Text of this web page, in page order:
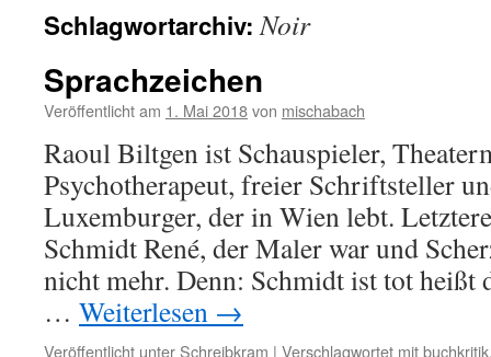
Schlagwortarchiv:Noir
Sprachzeichen
Veröffentlicht am 1. Mai 2018von mischabach
Raoul Biltgen ist Schauspieler,
Psychotherapeut, freier Schriftsteller
Luxemburger, der in Wien lebt.
Schmidt René, der Maler war und
nicht mehr. Denn: Schmidt ist tot heißt
… Weiterlesen →
Veröffentlicht unter Schreibkram | Verschlagwortet mitbuchkritik